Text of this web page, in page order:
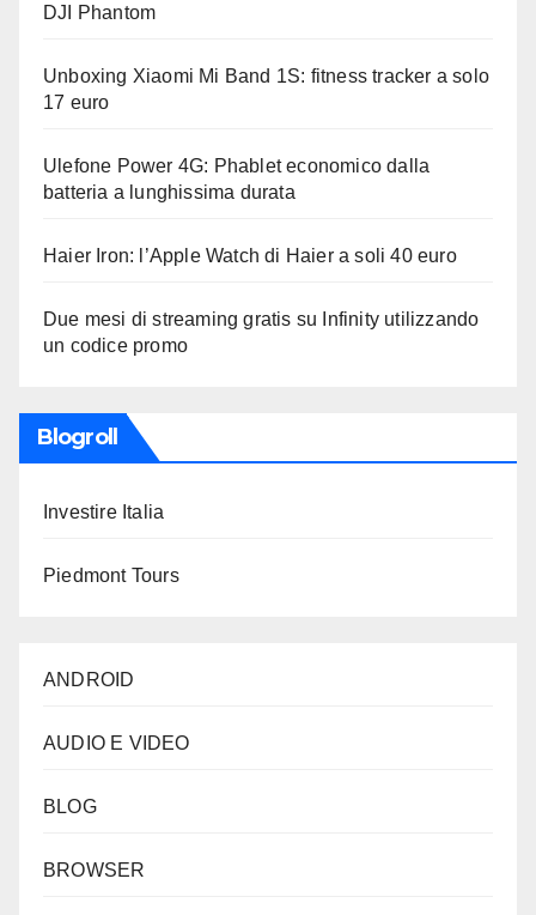
DJI Phantom
Unboxing Xiaomi Mi Band 1S: fitness tracker a solo
17 euro
Ulefone Power 4G: Phablet economico dalla
batteria a lunghissima durata
Haier Iron: l’Apple Watch di Haier a soli 40 euro
Due mesi di streaming gratis su Infinity utilizzando
un codice promo
Blogroll
Investire Italia
Piedmont Tours
ANDROID
AUDIO E VIDEO
BLOG
BROWSER